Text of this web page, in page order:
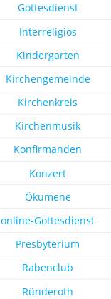
Gottesdienst
Interreligiös
Kindergarten
Kirchengemeinde
Kirchenkreis
Kirchenmusik
Konfirmanden
Konzert
Ökumene
online-Gottesdienst
Presbyterium
Rabenclub
Ründeroth